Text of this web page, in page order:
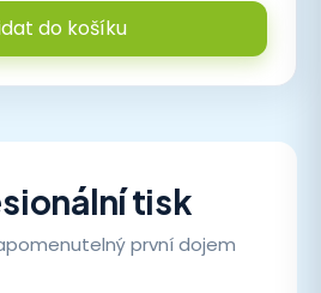
do košíku
tisk
první dojem